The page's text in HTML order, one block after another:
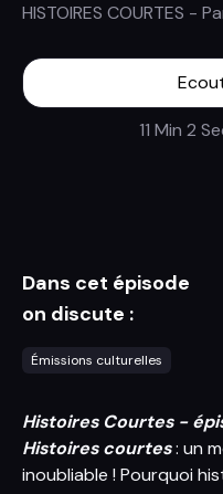
HISTOIRES COURTES -
11 Min 2
Dans cet épisode
on discute :
Émissions culturelles
Histoires Courtes -
Histoires courtes: un
inoubliable ! Pourquoi